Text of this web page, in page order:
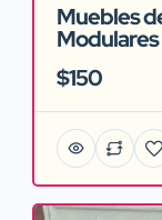
Muebles
Modulares
$150